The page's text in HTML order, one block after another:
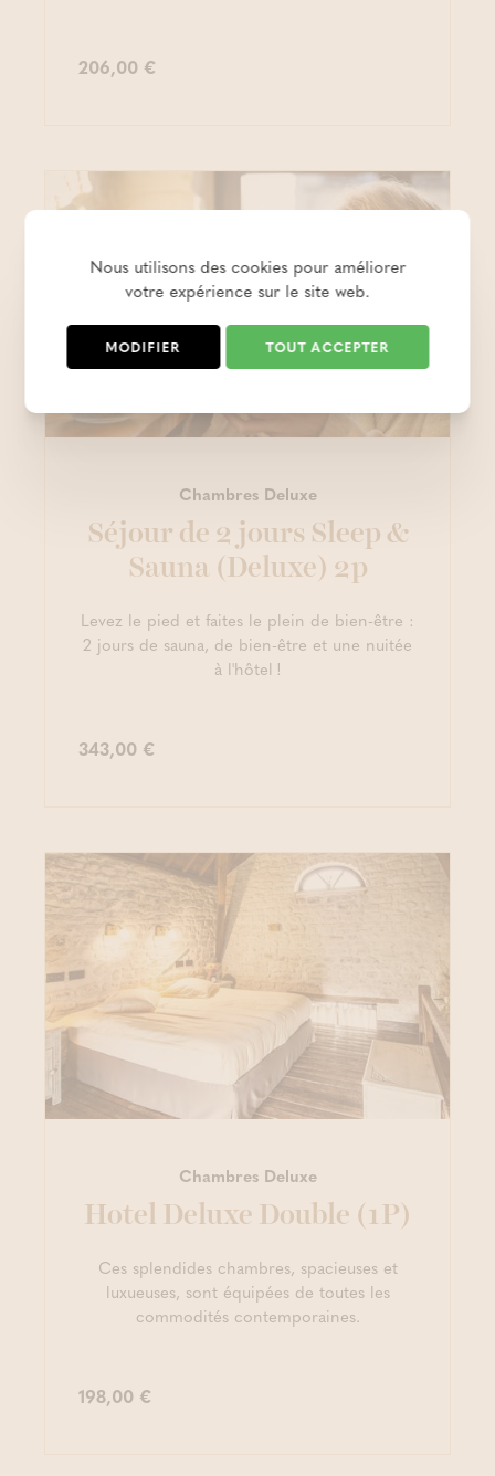
206,00 €
Chambres Deluxe
Séjour de 2 jours Sleep &
Sauna (Deluxe) 2p
Levez le pied et faites le plein de bien-être :
2 jours de sauna, de bien-être et une nuitée
à l'hôtel !
343,00 €
Chambres Deluxe
Hotel Deluxe Double (1P)
Ces splendides chambres, spacieuses et
luxueuses, sont équipées de toutes les
commodités contemporaines.
198,00 €
Nous utilisons des cookies pour améliorer
votre expérience sur le site web.
MODIFIER TOUT ACCEPTER